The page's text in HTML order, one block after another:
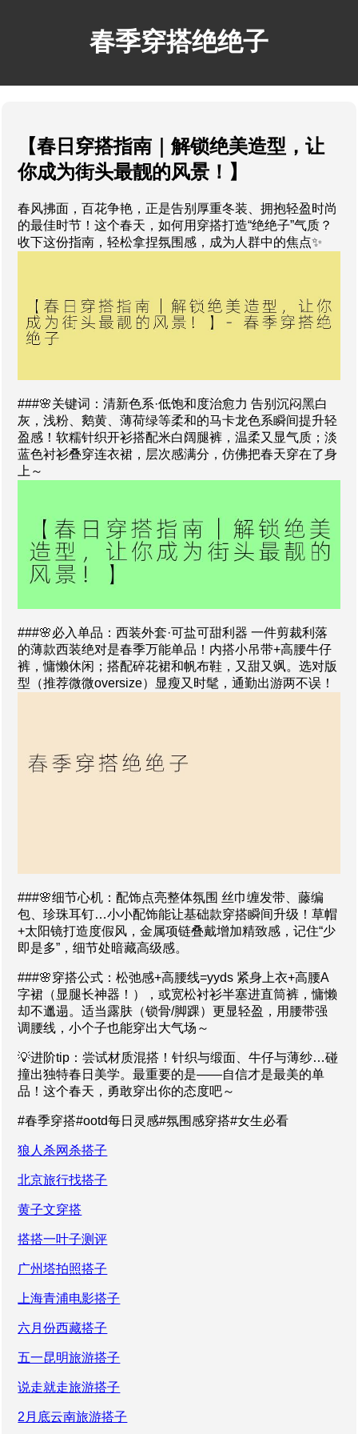
春季穿搭绝绝子
【春日穿搭指南｜解锁绝美造型，让
你成为街头最靓的风景！】
春风拂面，百花争艳，正是告别厚重冬装、拥抱轻盈时尚
的最佳时节！这个春天，如何用穿搭打造“绝绝子”气质？
收下这份指南，轻松拿捏氛围感，成为人群中的焦点✨
###🌸关键词：清新色系·低饱和度治愈力 告别沉闷黑白
灰，浅粉、鹅黄、薄荷绿等柔和的马卡龙色系瞬间提升轻
盈感！软糯针织开衫搭配米白阔腿裤，温柔又显气质；淡
蓝色衬衫叠穿连衣裙，层次感满分，仿佛把春天穿在了身
上～
###🌸必入单品：西装外套·可盐可甜利器 一件剪裁利落
的薄款西装绝对是春季万能单品！内搭小吊带+高腰牛仔
裤，慵懒休闲；搭配碎花裙和帆布鞋，又甜又飒。选对版
型（推荐微微oversize）显瘦又时髦，通勤出游两不误！
###🌸细节心机：配饰点亮整体氛围 丝巾缠发带、藤编
包、珍珠耳钉…小小配饰能让基础款穿搭瞬间升级！草帽
+太阳镜打造度假风，金属项链叠戴增加精致感，记住“少
即是多”，细节处暗藏高级感。
###🌸穿搭公式：松弛感+高腰线=yyds 紧身上衣+高腰A
字裙（显腿长神器！），或宽松衬衫半塞进直筒裤，慵懒
却不邋遢。适当露肤（锁骨/脚踝）更显轻盈，用腰带强
调腰线，小个子也能穿出大气场～
💡进阶tip：尝试材质混搭！针织与缎面、牛仔与薄纱…碰
撞出独特春日美学。最重要的是——自信才是最美的单
品！这个春天，勇敢穿出你的态度吧～
#春季穿搭#ootd每日灵感#氛围感穿搭#女生必看
狼人杀网杀搭子
北京旅行找搭子
黄子文穿搭
搭搭一叶子测评
广州塔拍照搭子
上海青浦电影搭子
六月份西藏搭子
五一昆明旅游搭子
说走就走旅游搭子
2月底云南旅游搭子